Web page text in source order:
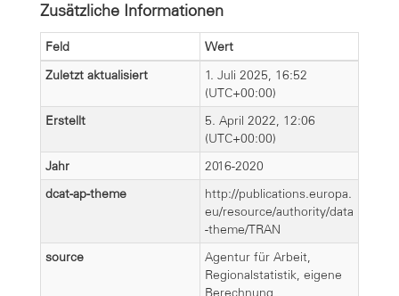
Zusätzliche Informationen
Feld
Wert
Zuletzt aktualisiert
1. Juli 2025, 16:52
(UTC+00:00)
Erstellt
5. April 2022, 12:06
(UTC+00:00)
Jahr
2016-2020
dcat-ap-theme
http://publications.europa.
eu/resource/authority/data
-theme/TRAN
source
Agentur für Arbeit,
Regionalstatistik, eigene
Berechnung